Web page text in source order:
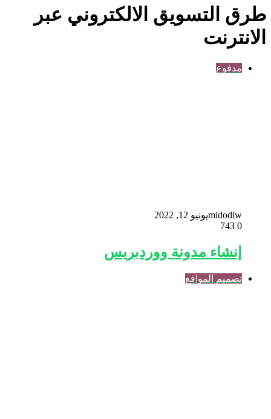
طرق التسويق الالكتروني عبر
الانترنت
مدفوع
midodiwيونيو 12, 2022
0
إنشاء مدونة ووردبريس
تصميم المواقع